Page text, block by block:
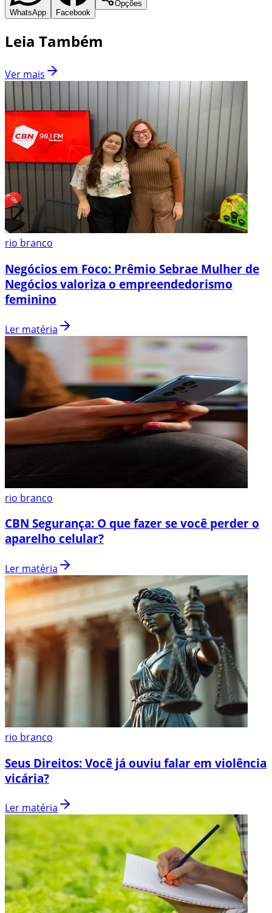
WhatsApp Facebook
Opções
Leia Também
Ver mais
rio branco
Negócios em Foco: Prêmio Sebrae Mulher de
Negócios valoriza o empreendedorismo
feminino
Ler matéria
rio branco
CBN Segurança: O que fazer se você perder o
aparelho celular?
Ler matéria
rio branco
Seus Direitos: Você já ouviu falar em violência
vicária?
Ler matéria